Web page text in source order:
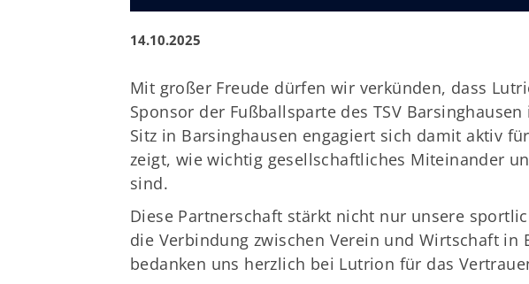
14.10.2025
Mit großer Freude dürfen wir verkünden, dass
Sponsor der Fußballsparte des TSV
Sitz in Barsinghausen engagiert sich damit aktiv
zeigt, wie wichtig gesellschaftliches Miteinander
sind.
Diese Partnerschaft stärkt nicht nur unsere
die Verbindung zwischen Verein und Wirtschaft in
bedanken uns herzlich bei Lutrion für das